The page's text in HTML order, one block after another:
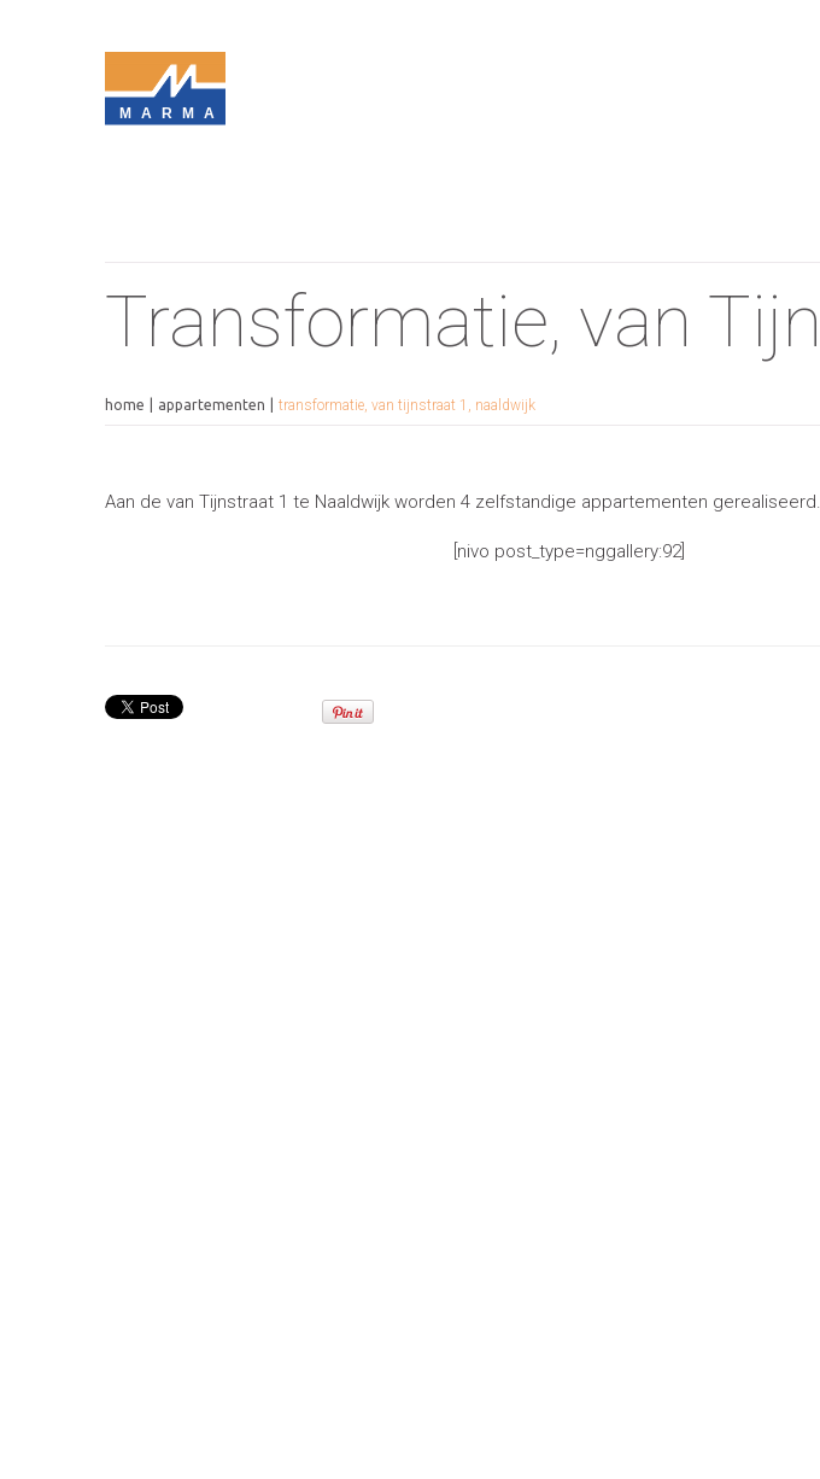
MARMA
Transformatie, van
home appartementen transformatie, van tijnstraat 1, naaldwijk
Aan de van Tijnstraat 1 te Naaldwijk worden 4 zelfstandige appartementen gerealiseerd.
[nivo post_type=nggallery:92]